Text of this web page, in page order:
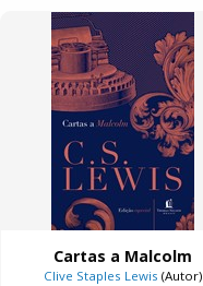
Cartas a Malcolm
Clive Staples Lewis (Autor)